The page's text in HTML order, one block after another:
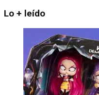
Lo + leído